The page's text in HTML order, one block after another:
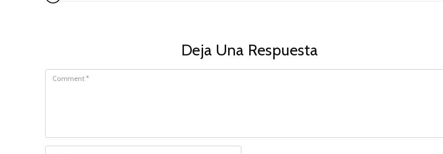
Deja Una Respuesta